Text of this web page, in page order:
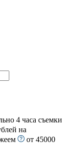
4 часа съемки
на
от 45000